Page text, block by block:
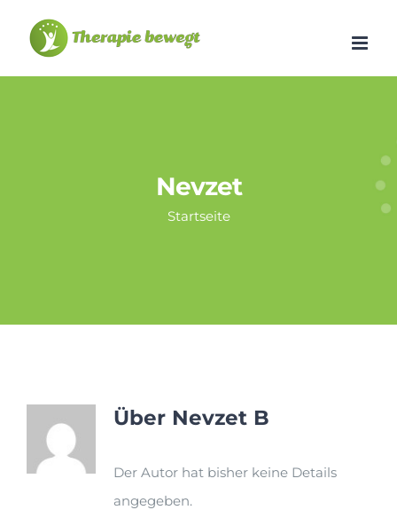
Inhalt
Nevzet
Startseite
Über Nevzet B
Der Autor hat bisher keine Details
angegeben.